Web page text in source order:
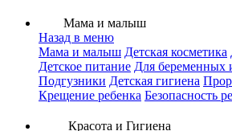
Мама и малыш
Назад в меню
Мама и малыш Детская косметика
Детское питание Для беременных
Подгузники Детская гигиена
Крещение ребенка Безопасность
Красота и Гигиена